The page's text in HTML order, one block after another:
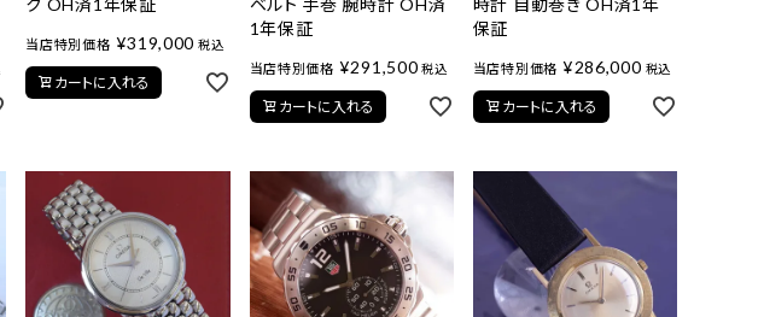
当店特別価格 ¥319,000 税込
カートに入れる
1年保証
当店特別価格 ¥291,500 税込
カートに入れる
保証
当店特別価格 ¥286,000 税込
カートに入れる